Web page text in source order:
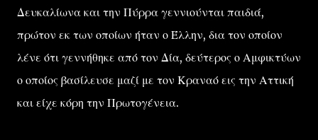
Δευκαλίωνα και την Πύρρα γεννιούνται παιδιά,
πρώτον εκ των οποίων ήταν ο Έλλην, δια τον οποίον
λένε ότι γεννήθηκε από τον Δία, δεύτερος ο Αμφικτύων
ο οποίος βασίλευσε μαζί με τον Κραναό εις την Αττική
και είχε κόρη την Πρωτογένεια.